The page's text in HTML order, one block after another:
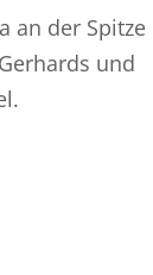
an der Spitze
und